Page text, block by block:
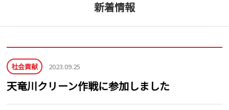
新着情報
社会貢献 2023.09.25
天竜川クリーン作戦に参加しました